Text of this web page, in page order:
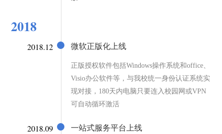
2018
2018.12 微软正版化上线
正版授权软件包括Windows操作系统和office、
Visio办公软件等，与我校统一身份认证系统实
现对接，180天内电脑只要连入校园网或VPN
可自动循环激活
2018.09 一站式服务平台上线